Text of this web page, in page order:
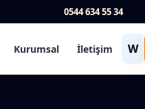
0544 634 55 34
Kurumsal İletişim W